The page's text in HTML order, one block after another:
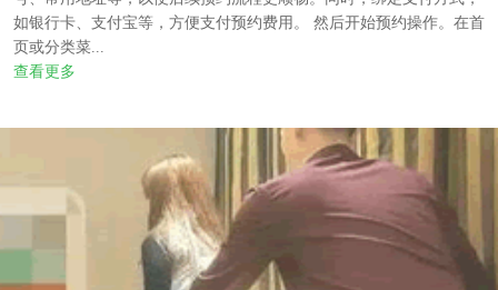
如银行卡、支付宝等，方便支付预约费用。 然后开始预约操作。在首
页或分类菜...
查看更多